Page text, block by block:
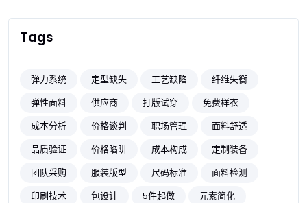
Tags
弹力系统 定型缺失 工艺缺陷
纤维失衡
弹性面料
供应商 打版试穿
免费样衣
成本分析
价格谈判 职场管理
面料舒适
品质验证
价格陷阱 成本构成
定制装备
团队采购
服装版型 尺码标准
面料检测
印刷技术
包设计 5件起做
元素简化